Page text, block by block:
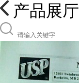
产品展厅